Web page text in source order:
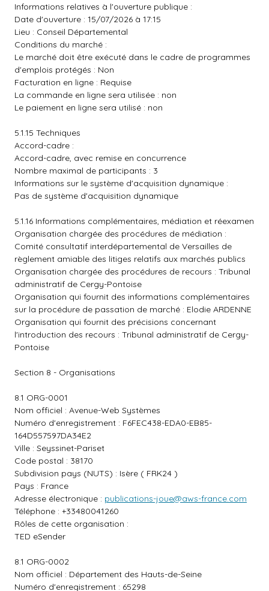
Informations relatives à l'ouverture publique :
Date d'ouverture : 15/07/2026 à 17:15
Lieu : Conseil Départemental
Conditions du marché :
Le marché doit être exécuté dans le cadre de programmes
d'emplois protégés : Non
Facturation en ligne : Requise
La commande en ligne sera utilisée : non
Le paiement en ligne sera utilisé : non
5.1.15 Techniques
Accord-cadre :
Accord-cadre, avec remise en concurrence
Nombre maximal de participants : 3
Informations sur le système d'acquisition dynamique :
Pas de système d'acquisition dynamique
5.1.16 Informations complémentaires, médiation et réexamen
Organisation chargée des procédures de médiation :
Comité consultatif interdépartemental de Versailles de
règlement amiable des litiges relatifs aux marchés publics
Organisation chargée des procédures de recours : Tribunal
administratif de Cergy-Pontoise
Organisation qui fournit des informations complémentaires
sur la procédure de passation de marché : Elodie ARDENNE
Organisation qui fournit des précisions concernant
l'introduction des recours : Tribunal administratif de Cergy-
Pontoise
Section 8 - Organisations
8.1 ORG-0001
Nom officiel : Avenue-Web Systèmes
Numéro d'enregistrement : F6FEC438-EDA0-EB85-
164D557597DA34E2
Ville : Seyssinet-Pariset
Code postal : 38170
Subdivision pays (NUTS) : Isère ( FRK24 )
Pays : France
Adresse électronique : publications-joue@aws-france.com
Téléphone : +33480041260
Rôles de cette organisation :
TED eSender
8.1 ORG-0002
Nom officiel : Département des Hauts-de-Seine
Numéro d'enregistrement : 65298